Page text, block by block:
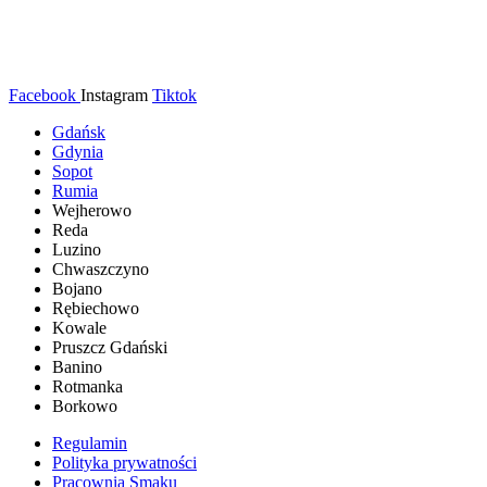
Facebook Instagram Tiktok
Gdańsk
Gdynia
Sopot
Rumia
Wejherowo
Reda
Luzino
Chwaszczyno
Bojano
Rębiechowo
Kowale
Pruszcz Gdański
Banino
Rotmanka
Borkowo
Regulamin
Polityka prywatności
Pracownia Smaku